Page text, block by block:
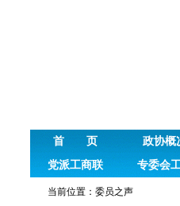
首 页 政协概
党派工商联
专委会
当前位置： 委员之声